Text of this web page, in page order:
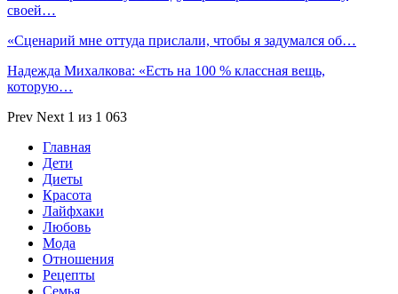
своей…
«Сценарий мне оттуда прислали, чтобы я задумался об…
Надежда Михалкова: «Есть на 100 % классная вещь,
которую…
Prev Next 1 из 1 063
Главная
Дети
Диеты
Красота
Лайфхаки
Любовь
Мода
Отношения
Рецепты
Семья